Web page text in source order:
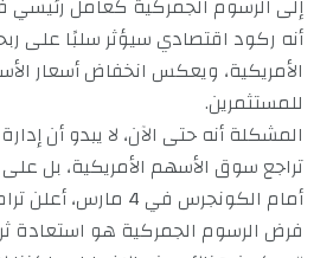
إلى الرسوم الجمركية كعامل رئيسي
أنه ركود اقتصادي سيؤثر سلبًا على
الأمريكية، ويعكس انخفاض أسعار
للمستثمرين.
المشكلة أنه حتى الآن، لا يبدو أن
تراجع سوق الأسهم الأمريكية، بل
أمام الكونجرس في 4
فرض الرسوم الجمركية هو استعادة